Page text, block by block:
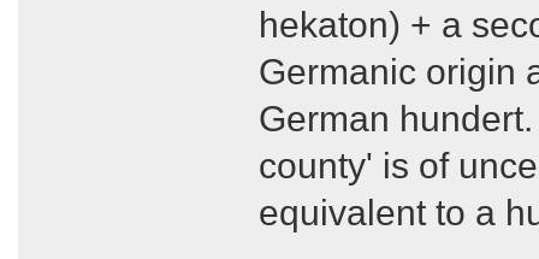
hekaton) + a
Germanic origin
German
county' is of
equivalent to a